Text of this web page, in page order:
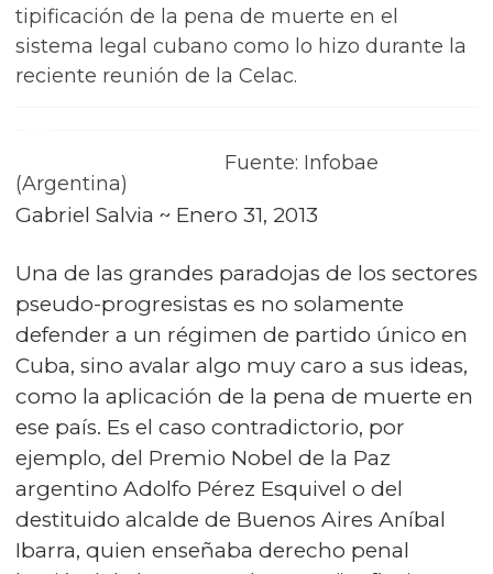
tipificación de la pena de muerte en el
sistema legal cubano como lo hizo durante la
reciente reunión de la Celac.
Fuente: Infobae
(Argentina)
Gabriel Salvia ~ Enero 31, 2013
Una de las grandes paradojas de los sectores
pseudo-progresistas es no solamente
defender a un régimen de partido único en
Cuba, sino avalar algo muy caro a sus ideas,
como la aplicación de la pena de muerte en
ese país. Es el caso contradictorio, por
ejemplo, del Premio Nobel de la Paz
argentino Adolfo Pérez Esquivel o del
destituido alcalde de Buenos Aires Aníbal
Ibarra, quien enseñaba derecho penal